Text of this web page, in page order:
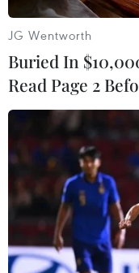
JG Wentworth
Buried In
Read Page 2